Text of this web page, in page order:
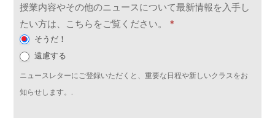
授業内容やその他のニュースについて最新情報を入手し
たい方は、こちらをご覧ください。 *
そうだ！
遠慮する
ニュースレターにご登録いただくと、重要な日程や新しいクラスをお
知らせします。.